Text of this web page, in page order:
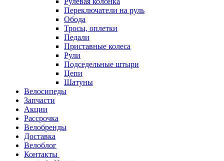
Переключатели на руль
Обода
Тросы, оплетки
Педали
Приставные колеса
Рули
Подседельные штыри
Цепи
Шатуны
Велосипеды
Запчасти
Акции
Рассрочка
Велобренды
Доставка
Велоблог
Контакты